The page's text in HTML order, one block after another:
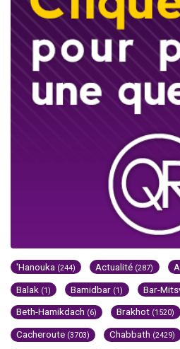
'Hanouka (244) Actualité (287)
Balak (1) Bamidbar (1) Bar-
Beth-Hamikdach (6) Brakhot (1520)
Cacheroute (3703) Chabbath (2429)